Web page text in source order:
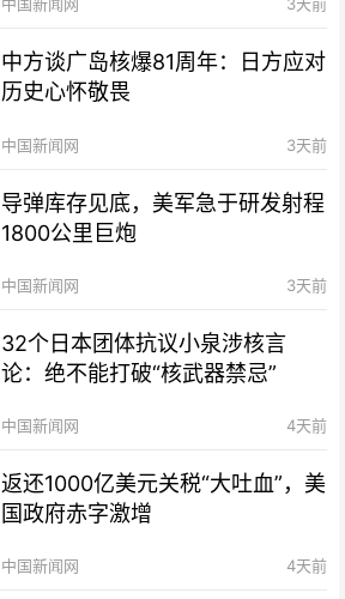
中国新闻网 3天前
中方谈广岛核爆81周年：日方应对
历史心怀敬畏
中国新闻网 3天前
导弹库存见底，美军急于研发射程
1800公里巨炮
中国新闻网 3天前
32个日本团体抗议小泉涉核言
论：绝不能打破“核武器禁忌”
中国新闻网 4天前
返还1000亿美元关税“大吐血”，美
国政府赤字激增
中国新闻网 4天前